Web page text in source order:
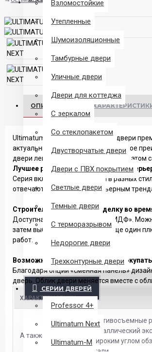
Взломостойкие
Утепленные
Шумоизоляционные
Тамбурные двери
Уличные двери
Двери для коттеджа
С зеркалом
Со стеклопакетом
Двустворчатые двери
Двери с ПВХ покрытием
Светлые двери
Темные двери
С терморазрывом
Недорогие двери
Трехконтурные двери
СЕРИИ ДВЕРЕЙ
Professor 4+
Ultimatum Next
Ultimatum-M
ОПИСАНИЕ
Ultimatum Next — дизайнерские двери
актуальных трендов. Дополнительное
двери легко обновить, не меняя при этом
Лучшее решение для стильного
Серия включает 7 коллекций в разных
отвечают актуальным интерьерным
Строители не повредят отделку во
Доступна опция «без панелей МДФ».
затем выбрать дизайн двери. Еще один
работ.
Возможно сменить дизайн и не
Благодаря опции «сменная панель»
дверь. Облик двери меняется вместе с
ХАРАКТЕРИСТИКИ
А также
Противосъемные
металлический
широким углом